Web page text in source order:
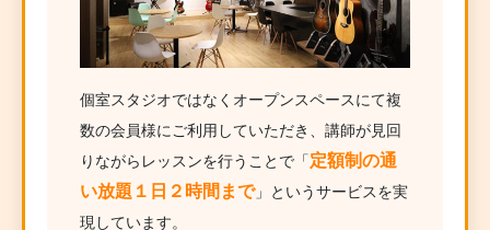
個室スタジオではなくオープンスペースにて複
数の会員様にご利用していただき、講師が見回
りながらレッスンを行うことで「定額制の通
い放題１日２時間まで」というサービスを実
現しています。